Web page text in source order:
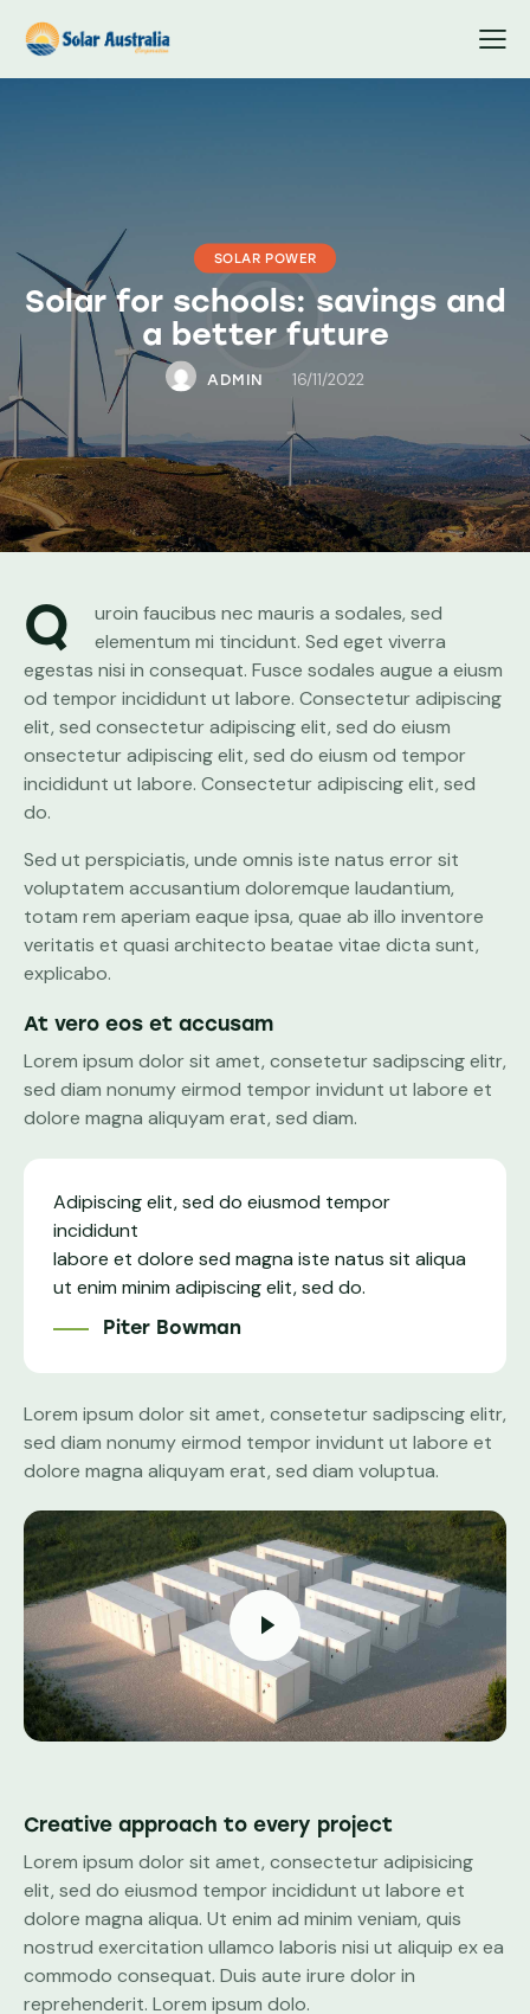
SOLAR POWER
Solar for schools: savings and
a better future
ADMIN 16/11/2022
Q
uroin faucibus nec mauris a sodales, sed
elementum mi tincidunt. Sed eget viverra
egestas nisi in consequat. Fusce sodales augue a eiusm
od tempor incididunt ut labore. Consectetur adipiscing
elit, sed consectetur adipiscing elit, sed do eiusm
onsectetur adipiscing elit, sed do eiusm od tempor
incididunt ut labore. Consectetur adipiscing elit, sed
do.
Sed ut perspiciatis, unde omnis iste natus error sit
voluptatem accusantium doloremque laudantium,
totam rem aperiam eaque ipsa, quae ab illo inventore
veritatis et quasi architecto beatae vitae dicta sunt,
explicabo.
At vero eos et accusam
Lorem ipsum dolor sit amet, consetetur sadipscing elitr,
sed diam nonumy eirmod tempor invidunt ut labore et
dolore magna aliquyam erat, sed diam.
Adipiscing elit, sed do eiusmod tempor
incididunt
labore et dolore sed magna iste natus sit aliqua
ut enim minim adipiscing elit, sed do.
Piter Bowman
Lorem ipsum dolor sit amet, consetetur sadipscing elitr,
sed diam nonumy eirmod tempor invidunt ut labore et
dolore magna aliquyam erat, sed diam voluptua.
Creative approach to every project
Lorem ipsum dolor sit amet, consectetur adipisicing
elit, sed do eiusmod tempor incididunt ut labore et
dolore magna aliqua. Ut enim ad minim veniam, quis
nostrud exercitation ullamco laboris nisi ut aliquip ex ea
commodo consequat. Duis aute irure dolor in
reprehenderit. Lorem ipsum dolo.